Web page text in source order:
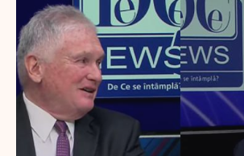
EXCLUSIV